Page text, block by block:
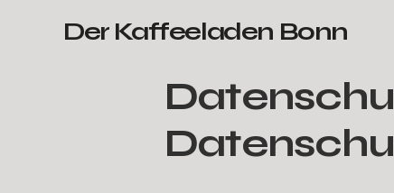
Der Kaffeeladen Bonn